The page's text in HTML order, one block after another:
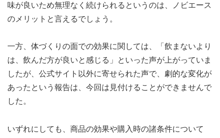
味が良いため無理なく続けられるというのは、ノビエース
のメリットと言えるでしょう。
一方、体づくりの面での効果に関しては、「飲まないより
は、飲んだ方が良いと感じる」といった声が上がっていま
したが、公式サイト以外に寄せられた声で、劇的な変化が
あったという報告は、今回は見付けることができませんで
した。
いずれにしても、商品の効果や購入時の諸条件について